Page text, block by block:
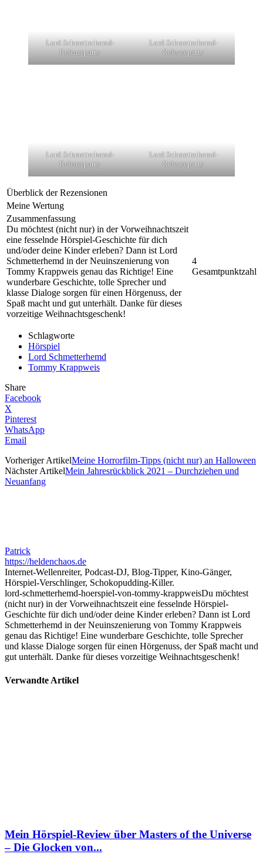
Lord Schmetterhemd-
Releaseparty
Lord Schmetterhemd-
Releaseparty
Lord Schmetterhemd-
Releaseparty
Lord Schmetterhemd-
Releaseparty
Überblick der Rezensionen
Meine Wertung
Zusammenfassung
Du möchtest (nicht nur) in der Vorweihnachtszeit
eine fesselnde Hörspiel-Geschichte für dich
und/oder deine Kinder erleben? Dann ist Lord
Schmetterhemd in der Neuinszenierung von
Tommy Krappweis genau das Richtige! Eine
wunderbare Geschichte, tolle Sprecher und
klasse Dialoge sorgen für einen Hörgenuss, der
Spaß macht und gut unterhält. Danke für dieses
vorzeitige Weihnachtsgeschenk!
4
Gesamtpunktzahl
Schlagworte
Hörspiel
Lord Schmetterhemd
Tommy Krappweis
Share
Facebook
X
Pinterest
WhatsApp
Email
Vorheriger ArtikelMeine Horrorfilm-Tipps (nicht nur) an Halloween
Nächster ArtikelMein Jahresrückblick 2021 – Durchziehen und
Neuanfang
Patrick
https://heldenchaos.de
Internet-Wellenreiter, Podcast-DJ, Blog-Tipper, Kino-Gänger,
Hörspiel-Verschlinger, Schokopudding-Killer.
lord-schmetterhemd-hoerspiel-von-tommy-krappweisDu möchtest
(nicht nur) in der Vorweihnachtszeit eine fesselnde Hörspiel-
Geschichte für dich und/oder deine Kinder erleben? Dann ist Lord
Schmetterhemd in der Neuinszenierung von Tommy Krappweis
genau das Richtige! Eine wunderbare Geschichte, tolle Sprecher
und klasse Dialoge sorgen für einen Hörgenuss, der Spaß macht und
gut unterhält. Danke für dieses vorzeitige Weihnachtsgeschenk!
Verwandte Artikel
Mein Hörspiel-Review über Masters of the Universe
– Die Glocken von...